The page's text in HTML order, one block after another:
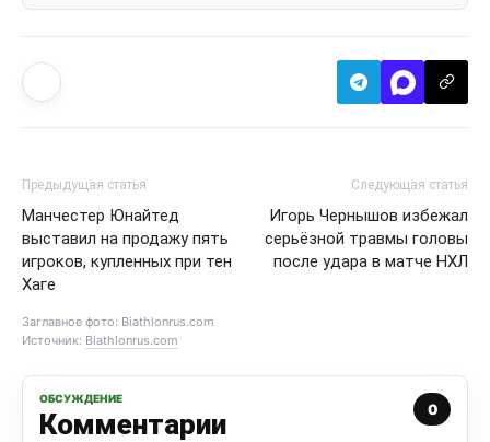
Предыдущая статья
Манчестер Юнайтед
выставил на продажу пять
игроков, купленных при тен
Хаге
Следующая статья
Игорь Чернышов избежал
серьёзной травмы головы
после удара в матче НХЛ
Заглавное фото: Biathlonrus.com
Источник: Biathlonrus.com
ОБСУЖДЕНИЕ
Комментарии 0